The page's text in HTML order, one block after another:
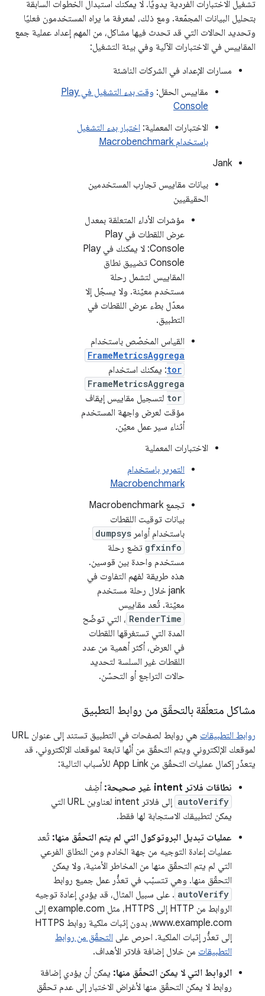
تشغيل الاختبارات الفردية يدويًا. لا يمكنك استبدال الخطوات السابقة
بتحليل البيانات المجمّعة. ومع ذلك، لمعرفة ما يراه المستخدمون فعليًا
وتحديد الحالات التي قد تحدث فيها مشاكل، من المهم إعداد عملية جمع
المقاييس في الاختبارات الآلية وفي بيئة التشغيل:
مسارات الإعداد في الشركات الناشئة
مقاييس الحقل:
وقت بدء التشغيل في Play
Console
الاختبارات المعملية: اختبار بدء التشغيل
باستخدام Macrobenchmark
Jank
بيانات مقاييس تجارب المستخدمين
الحقيقيين
مؤشرات الأداء المتعلقة بمعدل
عرض اللقطات في Play
Console: لا يمكنك في Play
Console تضييق نطاق
المقاييس لتشمل رحلة
مستخدم معيّنة. ولا يسجّل إلا
معدّل بطء عرض اللقطات في
التطبيق.
القياس المخصّص باستخدام
FrameMetricsAggrega
tor: يمكنك استخدام
FrameMetricsAggrega
tor لتسجيل مقاييس إيقاف
مؤقت لعرض واجهة المستخدم
أثناء سير عمل معيّن.
الاختبارات المعملية
التمرير باستخدام
Macrobenchmark
تجمع Macrobenchmark
بيانات توقيت اللقطات
باستخدام أوامر dumpsys
gfxinfo تضع رحلة
مستخدم واحدة بين قوسين.
هذه طريقة لفهم التفاوت في
jank خلال رحلة مستخدم
معيّنة. تُعد مقاييس
RenderTime ، التي توضّح
المدة التي تستغرقها اللقطات
في العرض، أكثر أهمية من عدد
اللقطات غير السلسة لتحديد
حالات التراجع أو التحسّن.
مشاكل متعلّقة بالتحقّق من روابط التطبيق
روابط التطبيقات
هي روابط لصفحات في التطبيق تستند إلى عنوان URL
لموقعك الإلكتروني ويتم التحقّق من أنّها تابعة لموقعك الإلكتروني. قد
يتعذّر إكمال عمليات التحقّق من App Link للأسباب التالية:
نطاقات فلاتر intent غير صحيحة:
أضِف
autoVerify
إلى فلاتر intent لعناوين URL التي
يمكن لتطبيقك الاستجابة لها فقط.
عمليات تبديل البروتوكول التي لم يتم التحقّق منها: تُعد
عمليات إعادة التوجيه من جهة الخادم ومن النطاق الفرعي
التي لم يتم التحقّق منها من المخاطر الأمنية، ولا يمكن
التحقّق منها. وهي تتسبّب في تعذُّر عمل جميع روابط
autoVerify . على سبيل المثال، قد يؤدي إعادة توجيه
الروابط من HTTP إلى HTTPS، مثل example.com إلى
www.example.com، بدون إثبات ملكية روابط HTTPS
إلى تعذُّر إثبات الملكية. احرص على التحقّق من روابط
التطبيقات من خلال إضافة فلاتر الأهداف.
الروابط التي لا يمكن التحقّق منها: يمكن أن يؤدي إضافة
روابط لا يمكن التحقّق منها لأغراض الاختبار إلى عدم تحقّق